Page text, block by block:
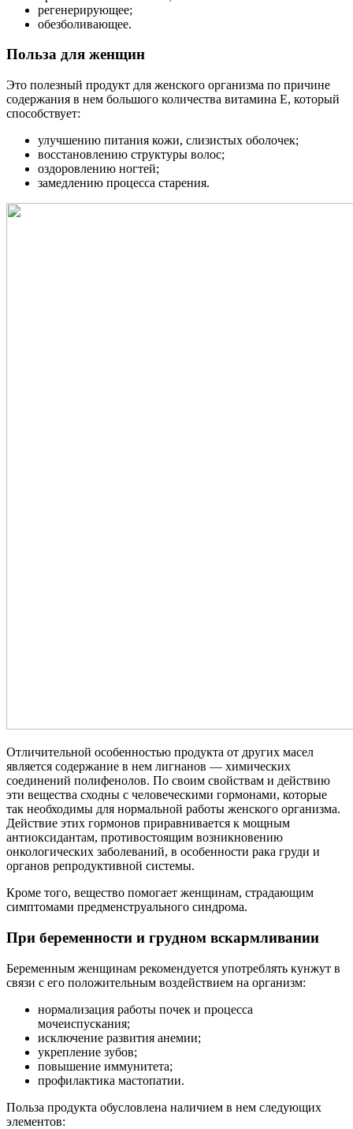
регенерирующее;
обезболивающее.
Польза для женщин
Это полезный продукт для женского организма по причине
содержания в нем большого количества витамина Е, который
способствует:
улучшению питания кожи, слизистых оболочек;
восстановлению структуры волос;
оздоровлению ногтей;
замедлению процесса старения.
Отличительной особенностью продукта от других масел
является содержание в нем лигнанов — химических
соединений полифенолов. По своим свойствам и действию
эти вещества сходны с человеческими гормонами, которые
так необходимы для нормальной работы женского организма.
Действие этих гормонов приравнивается к мощным
антиоксидантам, противостоящим возникновению
онкологических заболеваний, в особенности рака груди и
органов репродуктивной системы.
Кроме того, вещество помогает женщинам, страдающим
симптомами предменструального синдрома.
При беременности и грудном вскармливании
Беременным женщинам рекомендуется употреблять кунжут в
связи с его положительным воздействием на организм:
нормализация работы почек и процесса
мочеиспускания;
исключение развития анемии;
укрепление зубов;
повышение иммунитета;
профилактика мастопатии.
Польза продукта обусловлена наличием в нем следующих
элементов: